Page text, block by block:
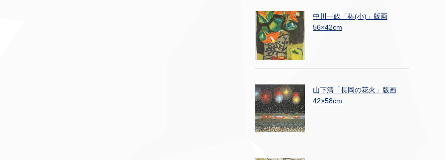
中川一政「椿(小)」版画
56×42cm
山下清「長岡の花火」版画
42×58cm